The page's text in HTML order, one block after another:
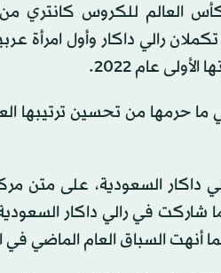
العالم للكروس كانتري من
سعوديتين تكملان رالي داكار وأول
حرمها من تحسين ترتيبها
داكار السعودية، على متن
السباق العام الماضي في